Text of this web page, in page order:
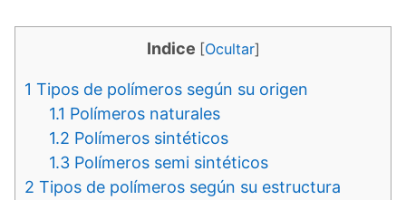
Indice [Ocultar]
1 Tipos de polímeros según su origen
1.1 Polímeros naturales
1.2 Polímeros sintéticos
1.3 Polímeros semi sintéticos
2 Tipos de polímeros según su estructura